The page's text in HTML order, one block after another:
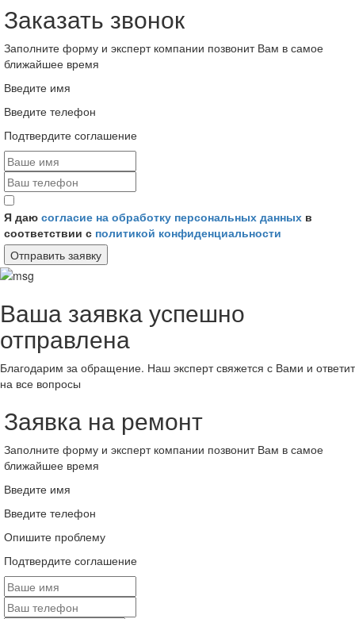
Заказать звонок
Заполните форму и эксперт компании позвонит Вам в самое
ближайшее время
Введите имя
Введите телефон
Подтвердите соглашение
Я даю согласие на обработку персональных данных в
соответствии с политикой конфиденциальности
Отправить заявку
Ваша заявка успешно
отправлена
Благодарим за обращение. Наш эксперт свяжется с Вами и ответит
на все вопросы
Заявка на ремонт
Заполните форму и эксперт компании позвонит Вам в самое
ближайшее время
Введите имя
Введите телефон
Опишите проблему
Подтвердите соглашение